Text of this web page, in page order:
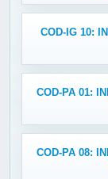
COD-IG 10:
COD-PA 01:
COD-PA 08: